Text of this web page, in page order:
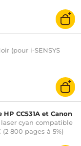
(pour i-SENSYS
CC531A et Canon
cyan compatible
(2 800 pages à 5%)